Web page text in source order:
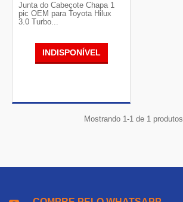
Junta do Cabeçote Chapa 1
pic OEM para Toyota Hilux
3.0 Turbo...
INDISPONÍVEL
Mostrando 1-1 de 1 produtos